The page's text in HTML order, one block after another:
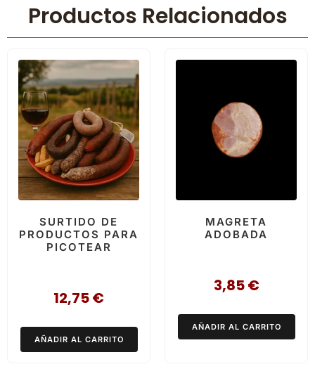
Productos Relacionados
SURTIDO DE
PRODUCTOS PARA
PICOTEAR
12,75€
AÑADIR AL CARRITO
MAGRETA
ADOBADA
3,85€
AÑADIR AL CARRITO